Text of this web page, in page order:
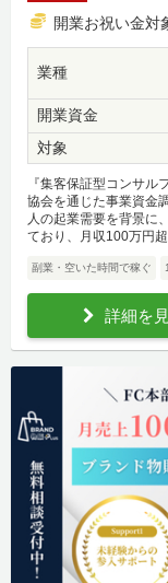
開業お祝い金対
業種
開業資金
対象
『集客保証型コンサ
協会を通じた事業資金
人の起業需要を背景に
ており、月収100万円超
副業・空いた時間で稼ぐ
詳細を